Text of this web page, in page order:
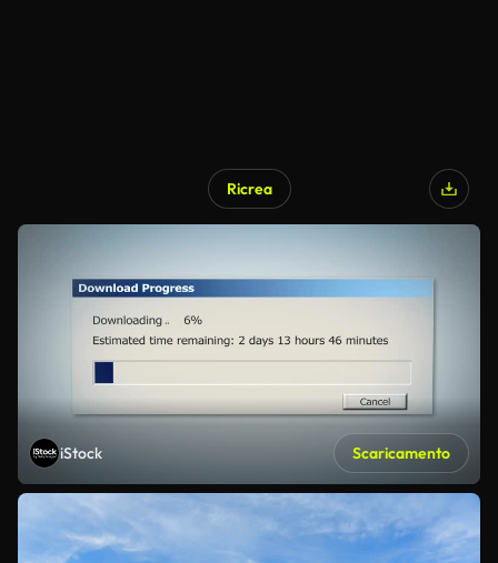
Ricrea
iStock Scaricamento